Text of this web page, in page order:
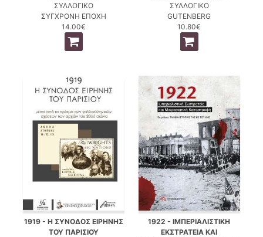
ΣΥΛΛΟΓΙΚΟ
ΣΥΓΧΡΟΝΗ ΕΠΟΧΗ
14.00€
ΣΥΛΛΟΓΙΚΟ
GUTENBERG
10.80€
1919 - Η ΣΥΝΟΔΟΣ ΕΙΡΗΝΗΣ
ΤΟΥ ΠΑΡΙΣΙΟΥ
1922 - ΙΜΠΕΡΙΑΛΙΣΤΙΚΗ
ΕΚΣΤΡΑΤΕΙΑ ΚΑΙ